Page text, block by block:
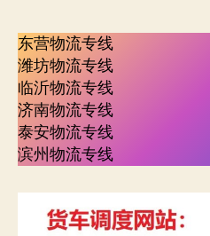
东营物流专线
潍坊物流专线
临沂物流专线
济南物流专线
泰安物流专线
滨州物流专线